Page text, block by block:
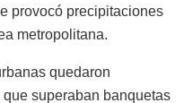
provocó precipitaciones
metropolitana.
quedaron
superaban banquetas